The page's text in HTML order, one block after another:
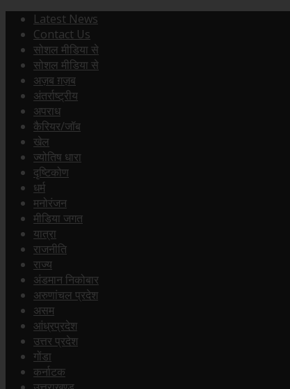
Latest News
Contact Us
सोशल मीडिया से
सोशल मीडिया से
अज़ब ग़ज़ब
अंतर्राष्ट्रीय
अपराध
कैरियर/जॉब
खेल
ज्योतिष धारा
दृष्टिकोण
धर्म
मनोरंजन
मीडिया जगत
यात्रा
राजनीति
राज्य
अंडमान निकोबार
अरुणांचल प्रदेश
असम
आंध्रप्रदेश
उत्तर प्रदेश
गोंडा
कर्नाटक